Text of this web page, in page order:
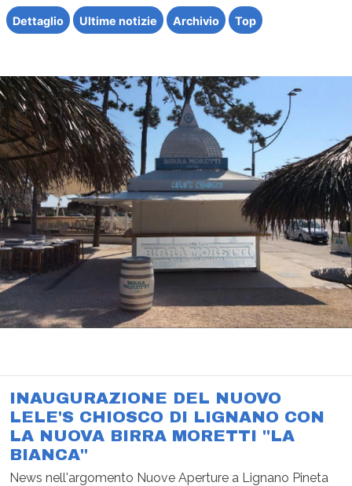
INAUGURAZIONE DEL NUOVO
LELE'S CHIOSCO DI LIGNANO CON
LA NUOVA BIRRA MORETTI "LA
BIANCA"
News nell'argomento Nuove Aperture a Lignano Pineta
Dettaglio Ultime notizie Archivio Top